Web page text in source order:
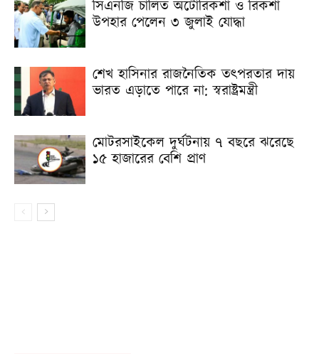
সিএনজি চালিত অটোরিকশা ও রিকশা
উপহার পেলেন ৩ জুলাই যোদ্ধা
শেখ হাসিনার রাজনৈতিক তৎপরতার দায়
ভারত এড়াতে পারে না: স্বরাষ্ট্রমন্ত্রী
মোটরসাইকেল দুর্ঘটনায় ৭ বছরে ঝরেছে
১৫ হাজারের বেশি প্রাণ